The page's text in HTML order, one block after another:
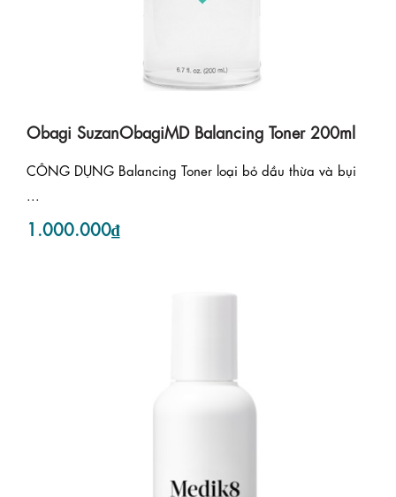
Obagi SuzanObagiMD Balancing Toner 200ml
CÔNG DỤNG Balancing Toner loại bỏ dầu thừa và bụi
...
1.000.000₫